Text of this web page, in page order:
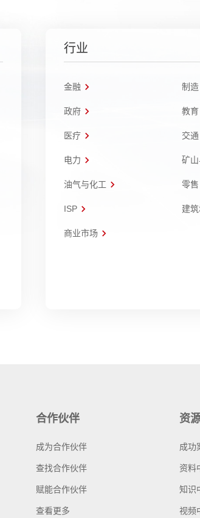
行业
金融 制造
政府 教育
医疗 交通
电力 矿
油气与化工 零售
ISP 建
商业市场
合作伙伴
成为合作伙伴
查找合作伙伴
赋能合作伙伴
查看更多
资
成功
资料
知识
视频